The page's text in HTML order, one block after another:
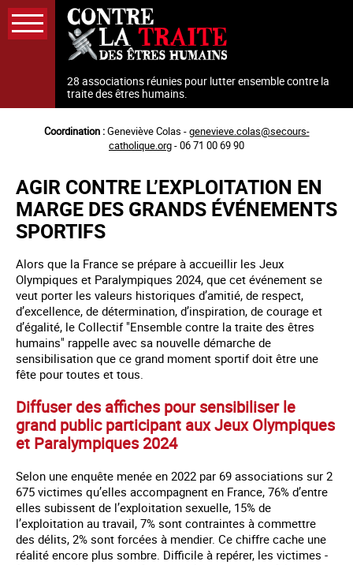
Aller
au
contenu
28 associations réunies pour lutter ensemble contre la
traite des êtres humains.
Coordination :Geneviève Colas -genevieve.colas@secours-
catholique.org- 06 71 00 69 90
AGIR CONTRE L’EXPLOITATION EN
MARGE DES GRANDS ÉVÉNEMENTS
SPORTIFS
Alors que la France se prépare à accueillir les Jeux
Olympiques et Paralympiques 2024, que cet événement se
veut porter les valeurs historiques d’amitié, de respect,
d’excellence, de détermination, d’inspiration, de courage et
d’égalité, le Collectif "Ensemble contre la traite des êtres
humains" rappelle avec sa nouvelle démarche de
sensibilisation que ce grand moment sportif doit être une
fête pour toutes et tous.
Diffuser des affiches pour sensibiliser le
grand public participant aux Jeux Olympiques
et Paralympiques 2024
Selon une enquête menée en 2022 par 69 associations sur 2
675 victimes qu’elles accompagnent en France, 76% d’entre
elles subissent de l’exploitation sexuelle, 15% de
l’exploitation au travail, 7% sont contraintes à commettre
des délits, 2% sont forcées à mendier. Ce chiffre cache une
réalité encore plus sombre. Difficile à repérer, les victimes -